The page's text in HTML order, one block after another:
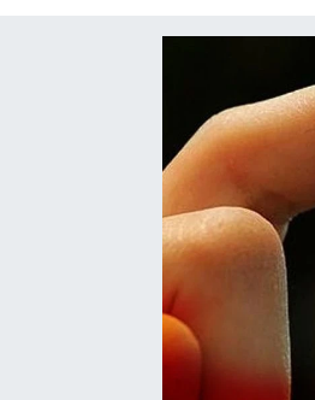
TEKNOLOJİ
YEREL YÖNETİMLER